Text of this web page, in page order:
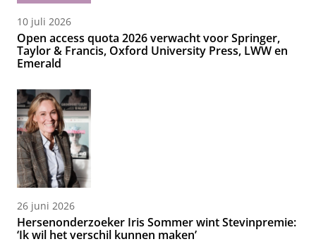
10 juli 2026
Open access quota 2026 verwacht voor Springer,
Taylor & Francis, Oxford University Press, LWW en
Emerald
26 juni 2026
Hersenonderzoeker Iris Sommer wint Stevinpremie:
‘Ik wil het verschil kunnen maken’